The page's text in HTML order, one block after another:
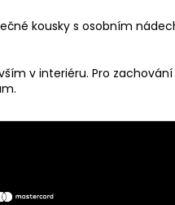
kousky s osobním
v interiéru. Pro